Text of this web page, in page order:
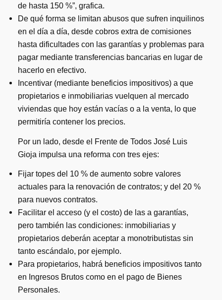
de hasta 150 %”, grafica.
De qué forma se limitan abusos que sufren inquilinos
en el día a día, desde cobros extra de comisiones
hasta dificultades con las garantías y problemas para
pagar mediante transferencias bancarias en lugar de
hacerlo en efectivo.
Incentivar (mediante beneficios impositivos) a que
propietarios e inmobiliarias vuelquen al mercado
viviendas que hoy están vacías o a la venta, lo que
permitiría contener los precios.
Por un lado, desde el Frente de Todos José Luis
Gioja impulsa una reforma con tres ejes:
Fijar topes del 10 % de aumento sobre valores
actuales para la renovación de contratos; y del 20 %
para nuevos contratos.
Facilitar el acceso (y el costo) de las a garantías,
pero también las condiciones: inmobiliarias y
propietarios deberán aceptar a monotributistas sin
tanto escándalo, por ejemplo.
Para propietarios, habrá beneficios impositivos tanto
en Ingresos Brutos como en el pago de Bienes
Personales.